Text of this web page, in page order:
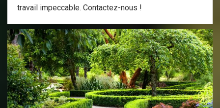
travail impeccable. Contactez-nous !